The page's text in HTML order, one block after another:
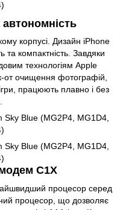
корпусі. Дизайн iPhone
та компактність. Завдяки
технологіям Apple
от очищення фотографій,
працюють плавно і без
C1X
процесор серед
процесор, що дозволяє